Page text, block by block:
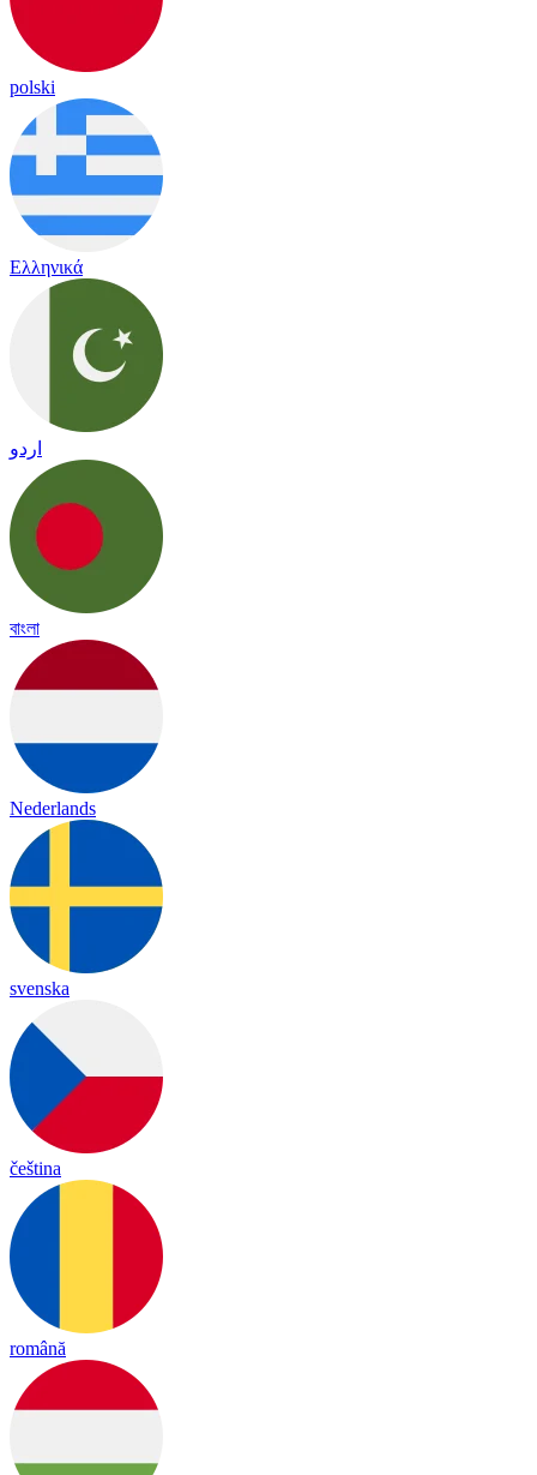
polski
Ελληνικά
اردو
বাংলা
Nederlands
svenska
čeština
română